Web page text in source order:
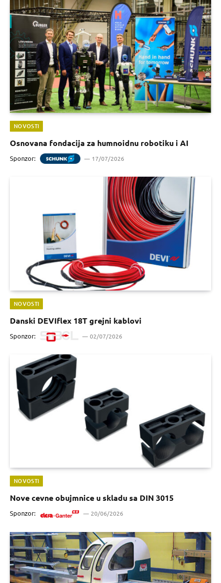
NOVOSTI
Osnovana fondacija za humnoidnu robotiku i AI
Sponzor: 17/07/2026
NOVOSTI
Danski DEVIflex 18T grejni kablovi
Sponzor: 02/07/2026
NOVOSTI
Nove cevne obujmnice u skladu sa DIN 3015
Sponzor: 20/06/2026